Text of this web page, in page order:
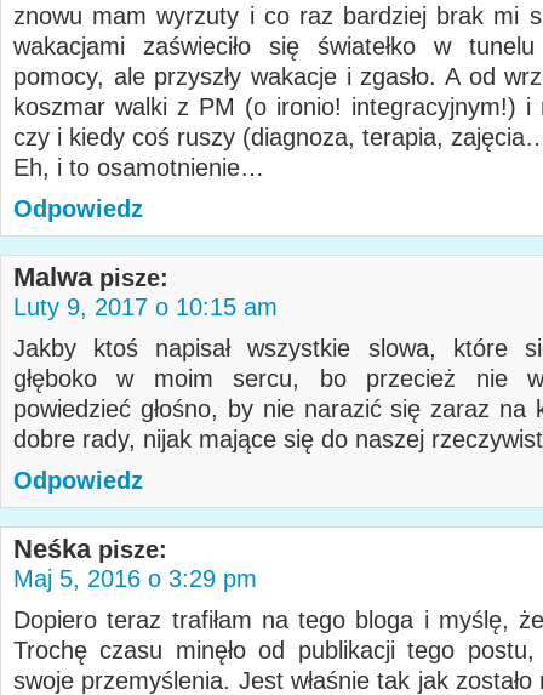
znowu mam wyrzuty i co raz bardziej brak mi
wakacjami zaświeciło się światełko w tunelu
pomocy, ale przyszły wakacje i zgasło. A od
koszmar walki z PM (o ironio! integracyjnym!) i
czy i kiedy coś ruszy (diagnoza, terapia,
Eh, i to osamotnienie…
Odpowiedz
Malwa pisze:
Luty 9, 2017 o 10:15 am
Jakby ktoś napisał wszystkie slowa, które
głęboko w moim sercu, bo przecież nie
powiedzieć głośno, by nie narazić się zaraz na
dobre rady, nijak mające się do naszej
Odpowiedz
Neśka pisze:
Maj 5, 2016 o 3:29 pm
Dopiero teraz trafiłam na tego bloga i myślę,
Trochę czasu minęło od publikacji tego
swoje przemyślenia. Jest właśnie tak jak